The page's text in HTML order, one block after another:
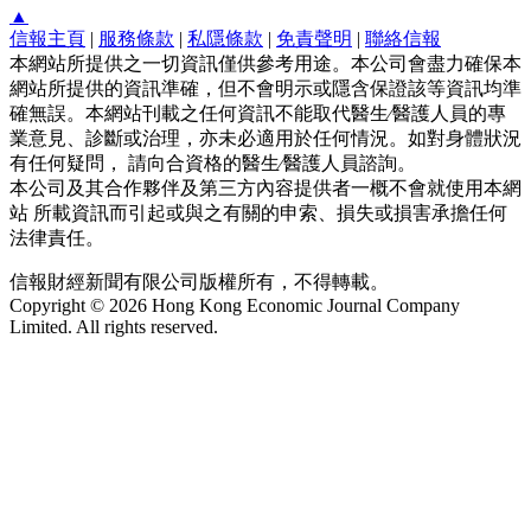
▲
信報主頁 | 服務條款 | 私隱條款 | 免責聲明 | 聯絡信報
本網站所提供之一切資訊僅供參考用途。本公司會盡力確保本
網站所提供的資訊準確，但不會明示或隱含保證該等資訊均準
確無誤。本網站刊載之任何資訊不能取代醫生∕醫護人員的專
業意見、診斷或治理，亦未必適用於任何情況。如對身體狀況
有任何疑問， 請向合資格的醫生∕醫護人員諮詢。
本公司及其合作夥伴及第三方內容提供者一概不會就使用本網
站 所載資訊而引起或與之有關的申索、損失或損害承擔任何
法律責任。
信報財經新聞有限公司版權所有，不得轉載。
Copyright © 2026 Hong Kong Economic Journal Company
Limited. All rights reserved.